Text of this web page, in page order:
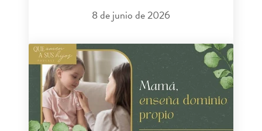
8 de junio de 2026